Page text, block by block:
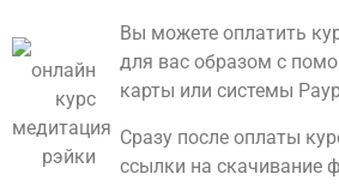
Вы можете оплатить
для вас образом с
карты или системы
Сразу после оплаты
ссылки на скачивание